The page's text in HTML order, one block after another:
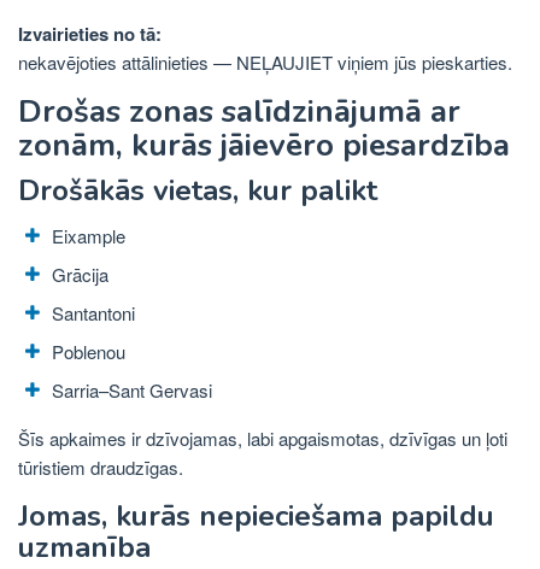
Izvairieties no tā:
nekavējoties attālinieties — NEĻAUJIET viņiem jūs pieskarties.
Drošas zonas salīdzinājumā ar
zonām, kurās jāievēro piesardzība
Drošākās vietas, kur palikt
Eixample
Grācija
Santantoni
Poblenou
Sarria–Sant Gervasi
Šīs apkaimes ir dzīvojamas, labi apgaismotas, dzīvīgas un ļoti
tūristiem draudzīgas.
Jomas, kurās nepieciešama papildu
uzmanība